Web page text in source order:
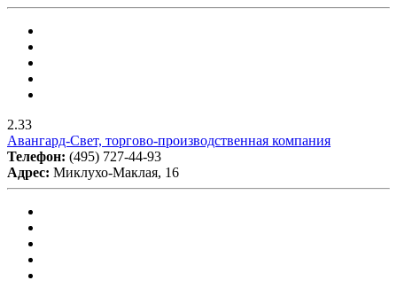
2.33
Авангард-Свет, торгово-производственная компания
Телефон: (495) 727-44-93
Адрес: Миклухо-Маклая, 16